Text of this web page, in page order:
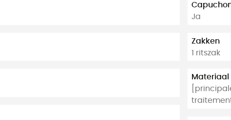
Ja
Zakken
1 ritszak
Materiaal